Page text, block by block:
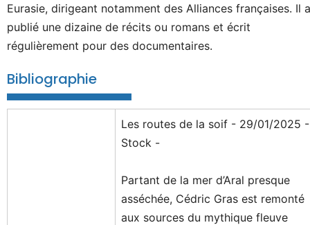
Eurasie, dirigeant notamment des Alliances françaises. Il a
publié une dizaine de récits ou romans et écrit
régulièrement pour des documentaires.
Bibliographie
Les routes de la soif - 29/01/2025 -
Stock -
Partant de la mer d’Aral presque
asséchée, Cédric Gras est remonté
aux sources du mythique fleuve